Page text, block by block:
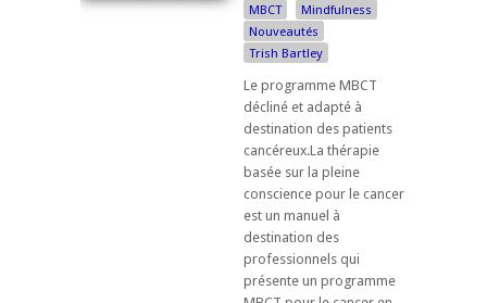
MBCT
Mindfulness
Nouveautés
Trish Bartley
Le programme MBCT
décliné et adapté à
destination des patients
cancéreux.La thérapie
basée sur la pleine
conscience pour le cancer
est un manuel à
destination des
professionnels qui
présente un programme